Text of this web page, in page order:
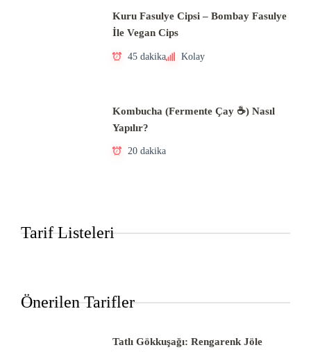
Kuru Fasulye Cipsi – Bombay Fasulye
İle Vegan Cips
45 dakika Kolay
Kombucha (Fermente Çay ☕) Nasıl
Yapılır?
20 dakika
Tarif Listeleri
Önerilen Tarifler
Tatlı Gökkuşağı: Rengarenk Jöle